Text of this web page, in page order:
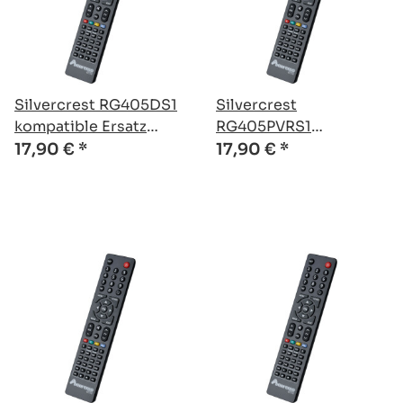
Silvercrest RG405DS1
kompatible Ersatz
Fernbedienung
17,90 € *
Silvercrest
RG405PVRS1
kompatible Ersatz
17,90 € *